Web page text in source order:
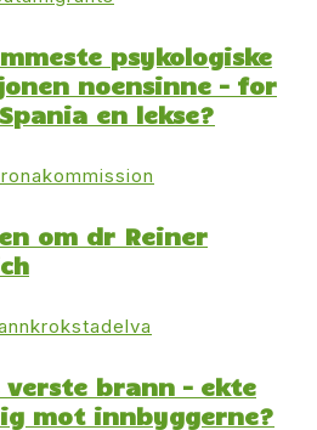
psykologiske
noensinne – for
en lekse?
om dr Reiner
verste brann – ekte
mot innbyggerne?